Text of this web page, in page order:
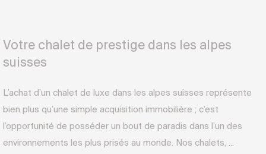
Votre chalet de prestige dans les alpes
suisses
L’achat d’un chalet de luxe dans les alpes suisses représente
bien plus qu’une simple acquisition immobilière ; c’est
l’opportunité de posséder un bout de paradis dans l’un des
environnements les plus prisés au monde. Nos chalets, ...